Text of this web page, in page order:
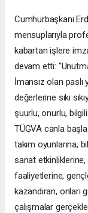
Cumhurbaşkanı
mensuplarıyla
kabartan işlere
devam etti:
İmansız olan
değerlerine sıkı
şuurlu, onurlu,
TÜGVA canla
takım oyunlarına,
sanat
faaliyetlerine,
kazandıran, onları
çalışmalar